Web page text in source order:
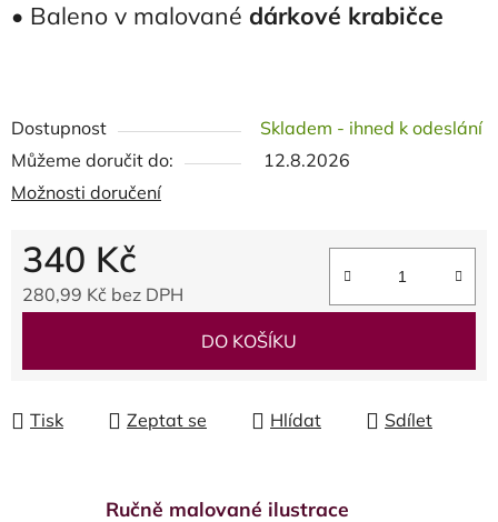
• Baleno v malované dárkové krabičce
Dostupnost
Skladem - ihned k odeslání
Můžeme doručit do:
12.8.2026
Možnosti doručení
340 Kč
280,99 Kč bez DPH
DO KOŠÍKU
Tisk Zeptat se Hlídat Sdílet
Ručně malované ilustrace